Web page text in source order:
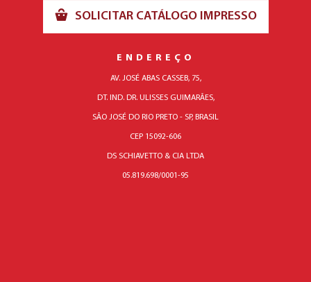
SOLICITAR CATÁLOGO IMPRESSO
ENDEREÇO
AV. JOSÉ ABAS CASSEB, 75,
DT. IND. DR. ULISSES GUIMARÃES,
SÃO JOSÉ DO RIO PRETO - SP, BRASIL
CEP 15092-606
DS SCHIAVETTO & CIA LTDA
05.819.698/0001-95